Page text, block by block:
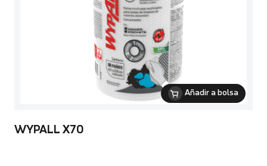
Añadir a bolsa
WYPALL X70